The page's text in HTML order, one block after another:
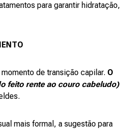
para garantir hidratação,
de transição capilar. O
feito rente ao couro cabeludo)
mais formal, a sugestão para